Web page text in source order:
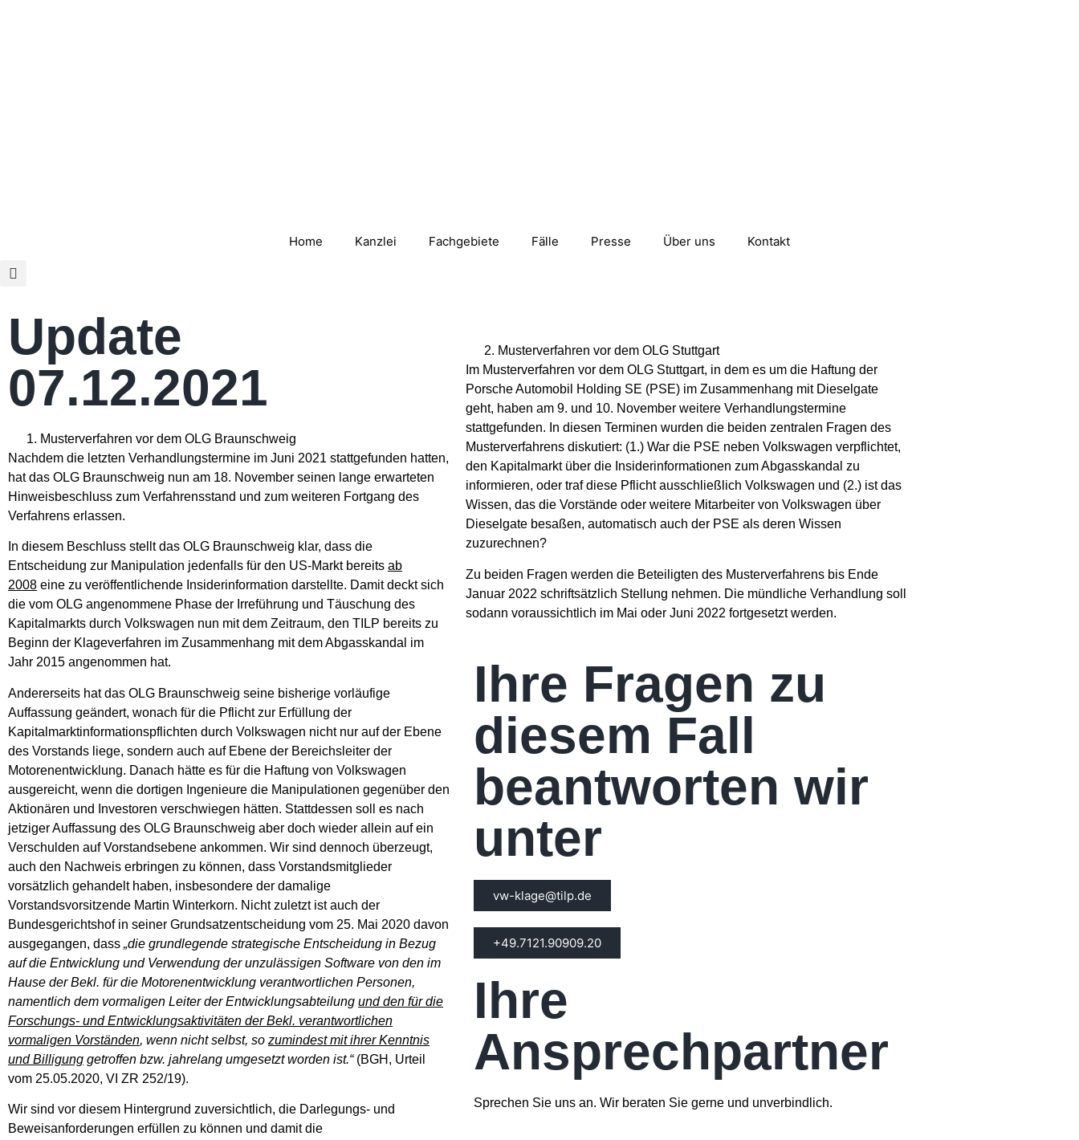
Home Kanzlei Fachgebiete Fälle Presse Über uns Kontakt
Update
07.12.2021
Musterverfahren vor dem OLG Braunschweig
Nachdem die letzten Verhandlungstermine im Juni 2021 stattgefunden hatten,
hat das OLG Braunschweig nun am 18. November seinen lange erwarteten
Hinweisbeschluss zum Verfahrensstand und zum weiteren Fortgang des
Verfahrens erlassen.
In diesem Beschluss stellt das OLG Braunschweig klar, dass die
Entscheidung zur Manipulation jedenfalls für den US-Markt bereits ab
2008 eine zu veröffentlichende Insiderinformation darstellte. Damit deckt sich
die vom OLG angenommene Phase der Irreführung und Täuschung des
Kapitalmarkts durch Volkswagen nun mit dem Zeitraum, den TILP bereits zu
Beginn der Klageverfahren im Zusammenhang mit dem Abgasskandal im
Jahr 2015 angenommen hat.
Andererseits hat das OLG Braunschweig seine bisherige vorläufige
Auffassung geändert, wonach für die Pflicht zur Erfüllung der
Kapitalmarktinformationspflichten durch Volkswagen nicht nur auf der Ebene
des Vorstands liege, sondern auch auf Ebene der Bereichsleiter der
Motorenentwicklung. Danach hätte es für die Haftung von Volkswagen
ausgereicht, wenn die dortigen Ingenieure die Manipulationen gegenüber den
Aktionären und Investoren verschwiegen hätten. Stattdessen soll es nach
jetziger Auffassung des OLG Braunschweig aber doch wieder allein auf ein
Verschulden auf Vorstandsebene ankommen. Wir sind dennoch überzeugt,
auch den Nachweis erbringen zu können, dass Vorstandsmitglieder
vorsätzlich gehandelt haben, insbesondere der damalige
Vorstandsvorsitzende Martin Winterkorn. Nicht zuletzt ist auch der
Bundesgerichtshof in seiner Grundsatzentscheidung vom 25. Mai 2020 davon
ausgegangen, dass „die grundlegende strategische Entscheidung in Bezug
auf die Entwicklung und Verwendung der unzulässigen Software von den im
Hause der Bekl. für die Motorenentwicklung verantwortlichen Personen,
namentlich dem vormaligen Leiter der Entwicklungsabteilung und den für die
Forschungs- und Entwicklungsaktivitäten der Bekl. verantwortlichen
vormaligen Vorständen, wenn nicht selbst, so zumindest mit ihrer Kenntnis
und Billigung getroffen bzw. jahrelang umgesetzt worden ist.“ (BGH, Urteil
vom 25.05.2020, VI ZR 252/19).
Wir sind vor diesem Hintergrund zuversichtlich, die Darlegungs- und
Beweisanforderungen erfüllen zu können und damit die
Musterverfahren vor dem OLG Stuttgart
Im Musterverfahren vor dem OLG Stuttgart, in dem es um die Haftung der
Porsche Automobil Holding SE (PSE) im Zusammenhang mit Dieselgate
geht, haben am 9. und 10. November weitere Verhandlungstermine
stattgefunden. In diesen Terminen wurden die beiden zentralen Fragen des
Musterverfahrens diskutiert: (1.) War die PSE neben Volkswagen verpflichtet,
den Kapitalmarkt über die Insiderinformationen zum Abgasskandal zu
informieren, oder traf diese Pflicht ausschließlich Volkswagen und (2.) ist das
Wissen, das die Vorstände oder weitere Mitarbeiter von Volkswagen über
Dieselgate besaßen, automatisch auch der PSE als deren Wissen
zuzurechnen?
Zu beiden Fragen werden die Beteiligten des Musterverfahrens bis Ende
Januar 2022 schriftsätzlich Stellung nehmen. Die mündliche Verhandlung soll
sodann voraussichtlich im Mai oder Juni 2022 fortgesetzt werden.
Ihre Fragen zu
diesem Fall
beantworten wir
unter
vw-klage@tilp.de
+49.7121.90909.20
Ihre
Ansprechpartner
Sprechen Sie uns an. Wir beraten Sie gerne und unverbindlich.